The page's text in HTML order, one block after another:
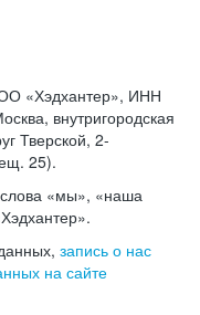
«Хэдхантер», ИНН
внутригородская
Тверской, 2-
25).
слова «мы», «наша
запись о нас
на сайте